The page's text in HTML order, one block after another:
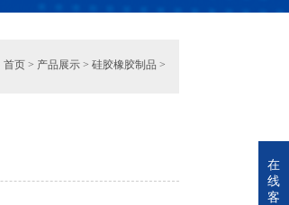
首页 > 产品展示 > 硅胶橡胶制品 >
在
线
客